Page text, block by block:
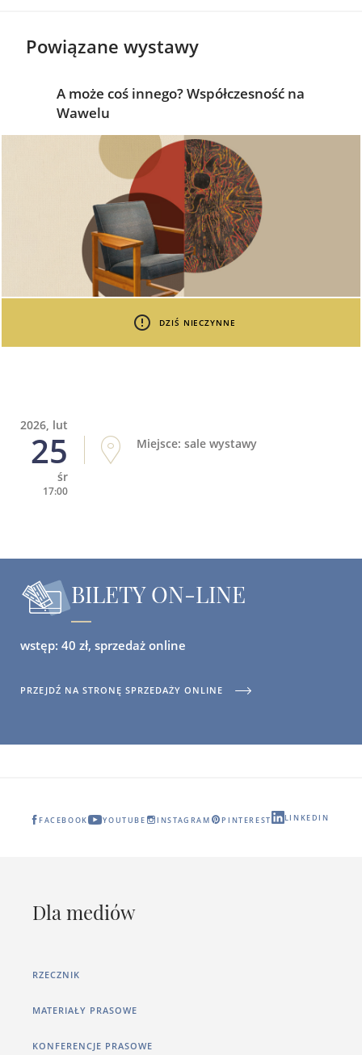
Powiązane wystawy
A może coś innego? Współczesność na
Wawelu
DZIŚ NIECZYNNE
2026, lut
25
śr
17:00
Miejsce: sale wystawy
BILETY ON-LINE
wstęp: 40 zł, sprzedaż online
PRZEJDŹ NA STRONĘ SPRZEDAŻY ONLINE
FACEBOOK YOUTUBE INSTAGRAM PINTEREST LINKEDIN
Dla mediów
RZECZNIK
MATERIAŁY PRASOWE
KONFERENCJE PRASOWE